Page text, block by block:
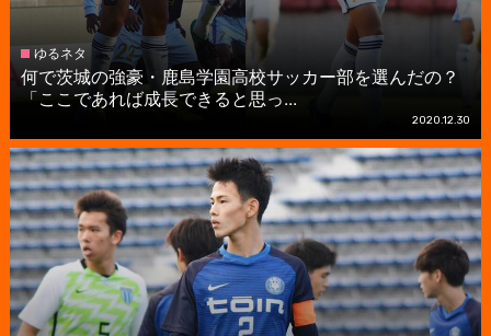
ゆるネタ
何で茨城の強豪・鹿島学園高校サッカー部を選んだの？
「ここであれば成長できると思っ...
2020.12.30